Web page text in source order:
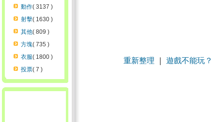
動作( 3137 )
射擊( 1630 )
其他( 809 )
方塊( 735 )
衣服( 1800 )
投票( 7 )
重新整理 遊戲不能玩？